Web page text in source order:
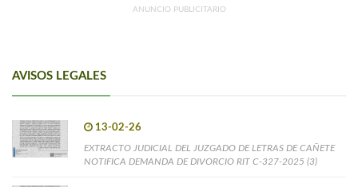
ANUNCIO PUBLICITARIO
AVISOS LEGALES
13-02-26
EXTRACTO JUDICIAL DEL JUZGADO DE LETRAS DE CAÑETE
NOTIFICA DEMANDA DE DIVORCIO RIT C-327-2025 (3)